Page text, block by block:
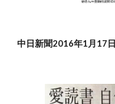
中日新聞2016年1月17日